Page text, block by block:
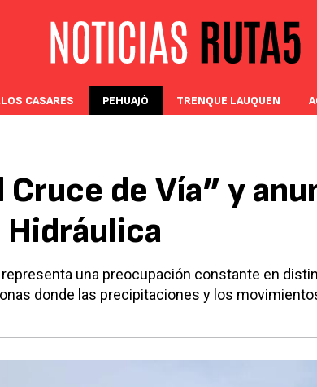
CASARES PEHUAJÓ TRENQUE LAUQUEN
de Vía” y
una preocupación constante en
donde las precipitaciones y los